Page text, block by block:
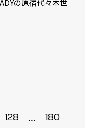
の原宿代々木世
128 ... 180